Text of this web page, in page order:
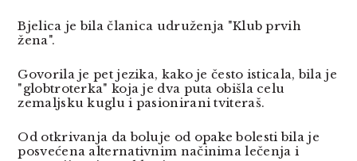
Bjelica je bila članica udruženja "Klub prvih
žena".
Govorila je pet jezika, kako je često isticala, bila je
"globtroterka" koja je dva puta obišla celu
zemaljsku kuglu i pasionirani tviteraš.
Od otkrivanja da boluje od opake bolesti bila je
posvećena alternativnim načinima lečenja i